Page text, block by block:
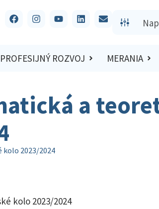
PROFESIJNÝ ROZVOJ MERANIA
a
kolo 2023/2024
kolo 2023/2024